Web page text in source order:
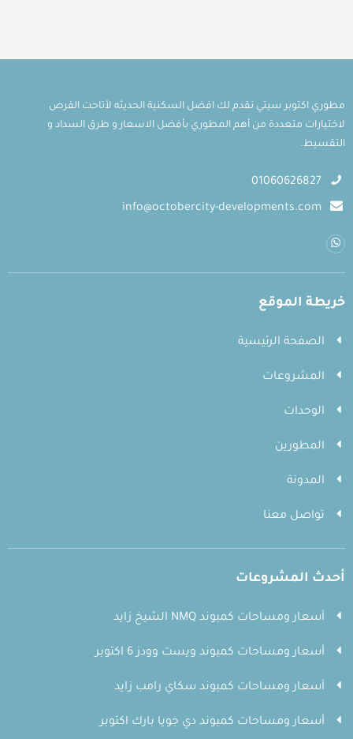
مطوري اكتوبر سيتي نقدم لك افضل السكنية الحديثه لأتاحت الفرص
لاختيارات متعددة من أهم المطوري بأفضل الاسعار و طرق السداد و
التقسيط.
01060626827
info@octobercity-developments.com
خريطة الموقع
الصفحة الرئيسية
المشروعات
الوحدات
المطورين
المدونة
تواصل معنا
أحدث المشروعات
أسعار ومساحات كمبوند NMQ الشيخ زايد
أسعار ومساحات كمبوند ويست وودز 6 اكتوبر
أسعار ومساحات كمبوند سكاي رامب زايد
أسعار ومساحات كمبوند دي جويا بارك اكتوبر